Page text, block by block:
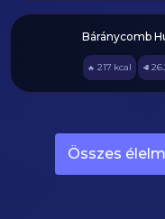
Báránycomb
🔥 217 kcal 🥩
Összes